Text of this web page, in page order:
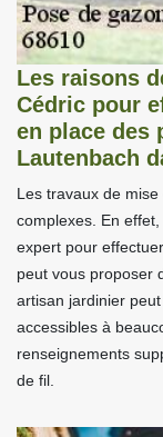
Les raisons
Cédric pour
en place des
Lautenbach
Les travaux de
complexes. En
expert pour
peut vous proposer
artisan jardinier
accessibles à
renseignements
de fil.